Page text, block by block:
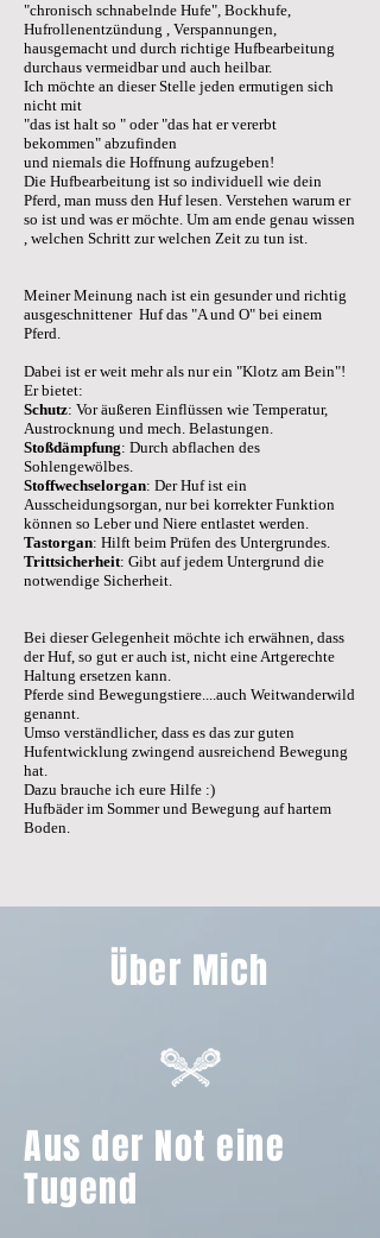
"chronisch schnabelnde Hufe", Bockhufe,
Hufrollenentzündung , Verspannungen,
hausgemacht und durch richtige Hufbearbeitung
durchaus vermeidbar und auch heilbar.
Ich möchte an dieser Stelle jeden ermutigen sich
nicht mit
"das ist halt so " oder "das hat er vererbt
bekommen" abzufinden
und niemals die Hoffnung aufzugeben!
Die Hufbearbeitung ist so individuell wie dein
Pferd, man muss den Huf lesen. Verstehen warum er
so ist und was er möchte. Um am ende genau wissen
, welchen Schritt zur welchen Zeit zu tun ist.
Meiner Meinung nach ist ein gesunder und richtig
ausgeschnittener Huf das "A und O" bei einem
Pferd.
Dabei ist er weit mehr als nur ein "Klotz am Bein"!
Er bietet:
Schutz: Vor äußeren Einflüssen wie Temperatur,
Austrocknung und mech. Belastungen.
Stoßdämpfung: Durch abflachen des
Sohlengewölbes.
Stoffwechselorgan: Der Huf ist ein
Ausscheidungsorgan, nur bei korrekter Funktion
können so Leber und Niere entlastet werden.
Tastorgan: Hilft beim Prüfen des Untergrundes.
Trittsicherheit: Gibt auf jedem Untergrund die
notwendige Sicherheit.
Bei dieser Gelegenheit möchte ich erwähnen, dass
der Huf, so gut er auch ist, nicht eine Artgerechte
Haltung ersetzen kann.
Pferde sind Bewegungstiere....auch Weitwanderwild
genannt.
Umso verständlicher, dass es das zur guten
Hufentwicklung zwingend ausreichend Bewegung
hat.
Dazu brauche ich eure Hilfe :)
Hufbäder im Sommer und Bewegung auf hartem
Boden.
Über Mich
Aus der Not eine
Tugend